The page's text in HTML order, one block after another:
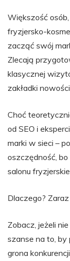
Większość
fryzjersko-
zacząć swój
Zlecają
klasycznej
zakładki
Choć
od SEO i
marki w sieci –
oszczędność,
salonu
Dlaczego?
Zobacz, jeżeli
szanse na to,
grona